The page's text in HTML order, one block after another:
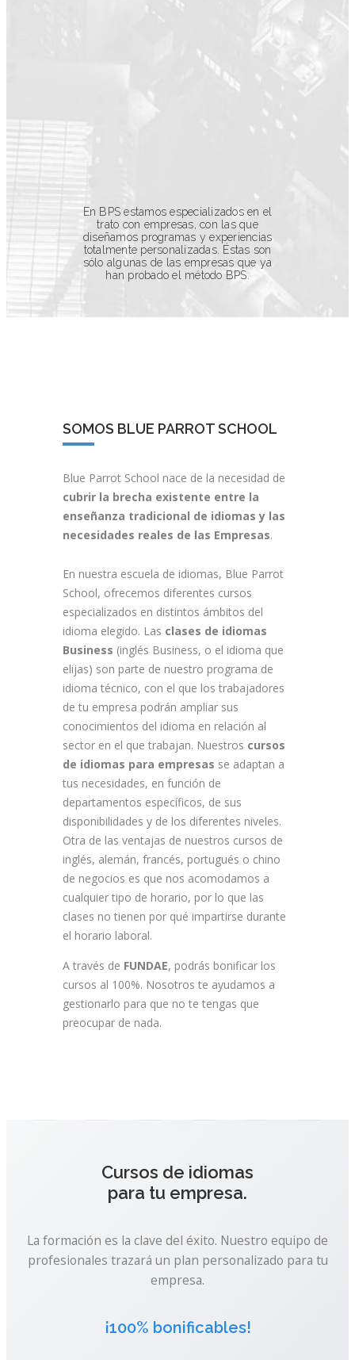
En BPS estamos especializados en el
trato con empresas, con las que
diseñamos programas y experiencias
totalmente personalizadas. Éstas son
sólo algunas de las empresas que ya
han probado el método BPS.
SOMOS BLUE PARROT SCHOOL
Blue Parrot School nace de la necesidad de
cubrir la brecha existente entre la
enseñanza tradicional de idiomas y las
necesidades reales de las Empresas.
En nuestra escuela de idiomas, Blue Parrot
School, ofrecemos diferentes cursos
especializados en distintos ámbitos del
idioma elegido. Las clases de idiomas
Business (inglés Business, o el idioma que
elijas) son parte de nuestro programa de
idioma técnico, con el que los trabajadores
de tu empresa podrán ampliar sus
conocimientos del idioma en relación al
sector en el que trabajan. Nuestros cursos
de idiomas para empresas se adaptan a
tus necesidades, en función de
departamentos específicos, de sus
disponibilidades y de los diferentes niveles.
Otra de las ventajas de nuestros cursos de
inglés, alemán, francés, portugués o chino
de negocios es que nos acomodamos a
cualquier tipo de horario, por lo que las
clases no tienen por qué impartirse durante
el horario laboral.
A través de FUNDAE, podrás bonificar los
cursos al 100%. Nosotros te ayudamos a
gestionarlo para que no te tengas que
preocupar de nada.
Cursos de idiomas
para tu empresa.
La formación es la clave del éxito. Nuestro equipo de
profesionales trazará un plan personalizado para tu
empresa.
¡100% bonificables!